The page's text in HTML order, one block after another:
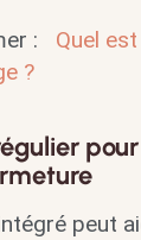
:
Quel
?
peut